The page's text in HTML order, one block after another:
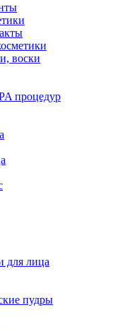
воски
процедур
для лица
пудры